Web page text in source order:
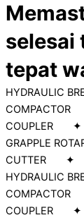
selesai
tepat
HYDRAULIC
GRAPPLE
CUTTER
HYDRAULIC